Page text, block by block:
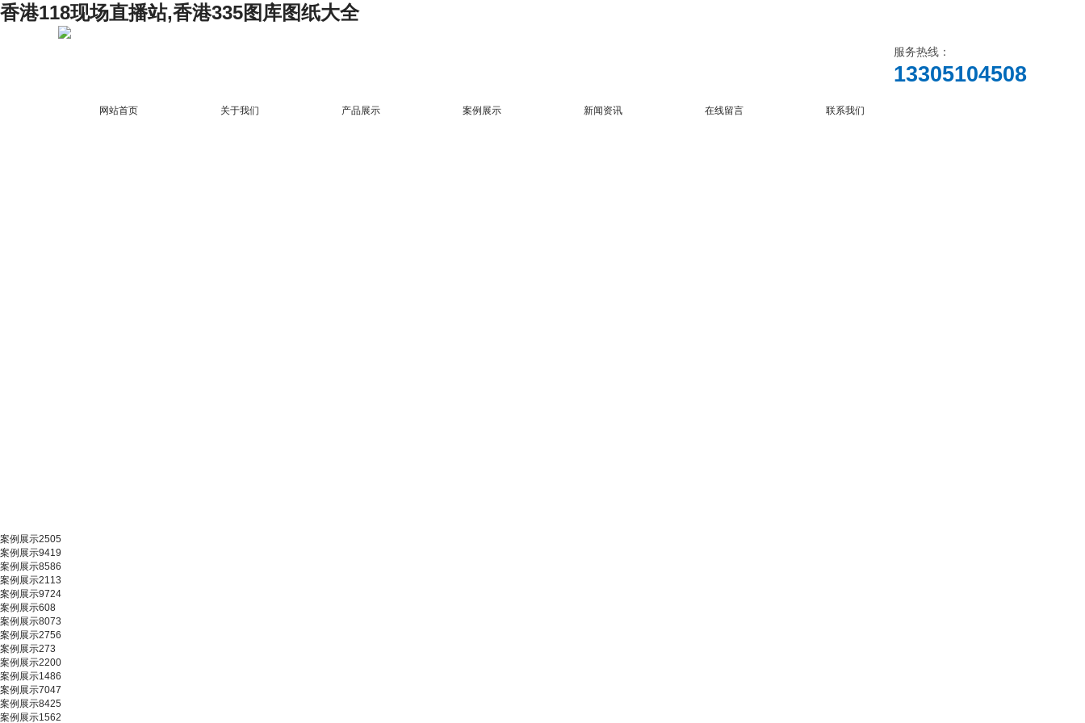
香港118现场直播站,香港335图库图纸大全
服务热线：
13305104508
网站首页 关于我们 产品展示 案例展示 新闻资讯 在线留言 联系我们
案例展示2505
案例展示9419
案例展示8586
案例展示2113
案例展示9724
案例展示608
案例展示8073
案例展示2756
案例展示273
案例展示2200
案例展示1486
案例展示7047
案例展示8425
案例展示1562